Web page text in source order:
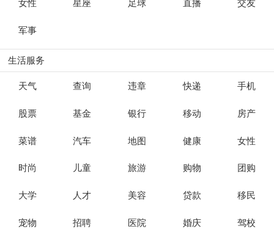
女性 星座 足球 直播 交友
军事
生活服务
天气 查询 违章 快递 手机
股票 基金 银行 移动 房产
菜谱 汽车 地图 健康 女性
时尚 儿童 旅游 购物 团购
大学 人才 美容 贷款 移民
宠物 招聘 医院 婚庆 驾校